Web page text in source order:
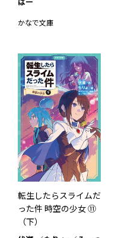
かなで文庫
転生したらスライムだ
った件 時空の少女 ⑪
（下）